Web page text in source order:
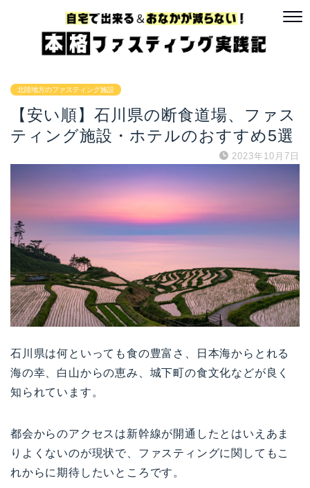
北陸地方のファスティング施設
【安い順】石川県の断食道場、ファス
ティング施設・ホテルのおすすめ5選
2023年10月7日
石川県は何といっても食の豊富さ、日本海からとれる
海の幸、白山からの恵み、城下町の食文化などが良く
知られています。
都会からのアクセスは新幹線が開通したとはいえあま
りよくないのが現状で、ファスティングに関してもこ
れからに期待したいところです。